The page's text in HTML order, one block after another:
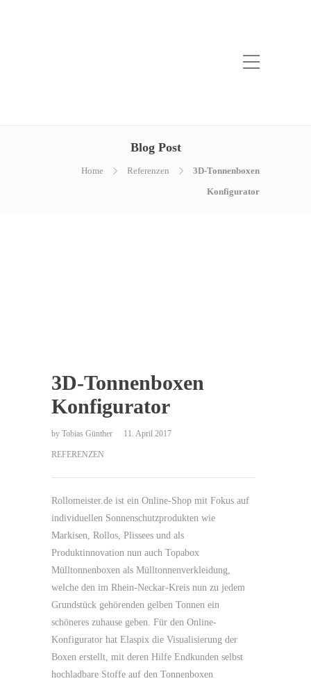
Blog Post
Home Referenzen
3D-Tonnenboxen
Konfigurator
3D-Tonnenboxen
Konfigurator
by Tobias Günther 11. April 2017
REFERENZEN
Rollomeister.de ist ein Online-Shop mit Fokus auf
individuellen Sonnenschutzprodukten wie
Markisen, Rollos, Plissees und als
Produktinnovation nun auch Topabox
Mülltonnenboxen als Mülltonnenverkleidung,
welche den im Rhein-Neckar-Kreis nun zu jedem
Grundstück gehörenden gelben Tonnen ein
schöneres zuhause geben. Für den Online-
Konfigurator hat Elaspix die Visualisierung der
Boxen erstellt, mit deren Hilfe Endkunden selbst
hochladbare Stoffe auf den Tonnenboxen